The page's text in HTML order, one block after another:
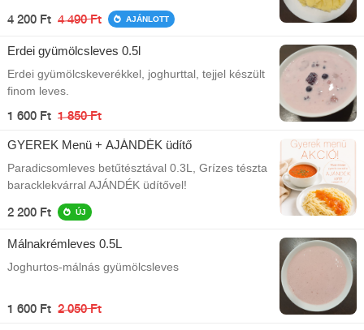
4 200 Ft 4 490 Ft AJÁNLOTT
Erdei gyümölcsleves 0.5l
Erdei gyümölcskeverékkel, joghurttal, tejjel készült
finom leves.
1 600 Ft 1 850 Ft
GYEREK Menü + AJÁNDÉK üdítő
Paradicsomleves betűtésztával 0.3L, Grízes tészta
baracklekvárral AJÁNDÉK üdítővel!
2 200 Ft ÚJ
Málnakrémleves 0.5L
Joghurtos-málnás gyümölcsleves
1 600 Ft 2 050 Ft